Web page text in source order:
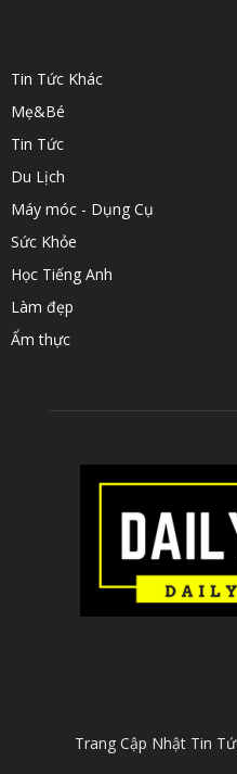
Tin Tức Khác
Mẹ&Bé
Tin Tức
Du Lịch
Máy móc - Dụng Cụ
Sức Khỏe
Học Tiếng Anh
Làm đẹp
Ẩm thực
Trang Cập Nhật Tin